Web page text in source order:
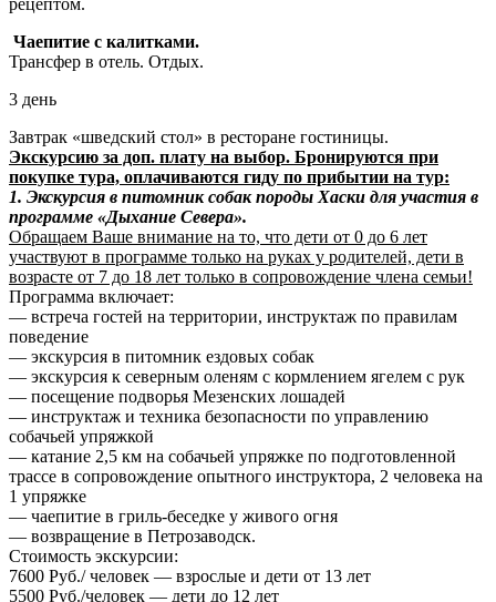
Чаепитие с калитками.
Трансфер в отель. Отдых.
3 день
Завтрак «шведский стол» в ресторане гостиницы.
Экскурсию за доп. плату на выбор. Бронируются при
покупке тура, оплачиваются гиду по прибытии на тур:
1. Экскурсия в питомник собак породы Хаски для участия в
программе «Дыхание Севера».
Обращаем Ваше внимание на то, что дети от 0 до 6 лет
участвуют в программе только на руках у родителей, дети в
возрасте от 7 до 18 лет только в сопровождение члена семьи!
Программа включает:
— встреча гостей на территории, инструктаж по правилам
поведение
— экскурсия в питомник ездовых собак
— экскурсия к северным оленям с кормлением ягелем с рук
— посещение подворья Мезенских лошадей
— инструктаж и техника безопасности по управлению
собачьей упряжкой
— катание 2,5 км на собачьей упряжке по подготовленной
трассе в сопровождение опытного инструктора, 2 человека на
1 упряжке
— чаепитие в гриль-беседке у живого огня
— возвращение в Петрозаводск.
Стоимость экскурсии:
7600 Руб./ человек — взрослые и дети от 13 лет
5500 Руб./человек — дети до 12 лет